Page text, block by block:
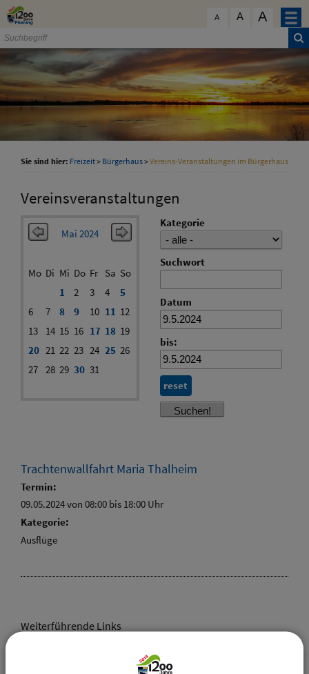
Zum Inhalt
A A A
Sie sind hier: Freizeit> Bürgerhaus>Vereins-Veranstaltungen im Bürgerhaus
Vereinsveranstaltungen
Mai 2024
Mo Di Mi Do Fr Sa So
1
2 3 4
5
6
7 8 9 10 11 12
13
14 15 16 17 18 19
20 21 22 23 24 25 26
27 28 29 30 31
Kategorie
Suchwort
Datum
bis:
reset
Trachtenwallfahrt Maria Thalheim
Termin:
09.05.2024 von 08:00 bis 18:00 Uhr
Kategorie:
Ausflüge
Weiterführende Links
schließen